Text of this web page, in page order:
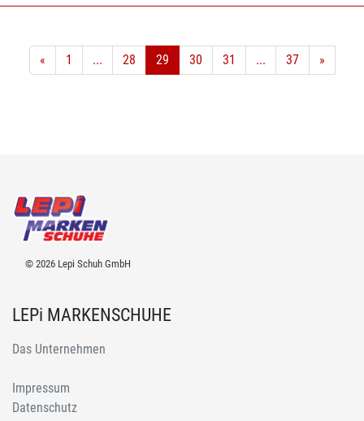
« 1 ... 28 29 30 31 ... 37 »
© 2026 Lepi Schuh GmbH
LEPi MARKENSCHUHE
Das Unternehmen
Impressum
Datenschutz